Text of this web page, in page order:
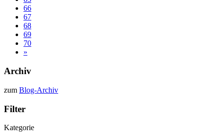
66
67
68
69
70
»
Archiv
zum Blog-Archiv
Filter
Kategorie